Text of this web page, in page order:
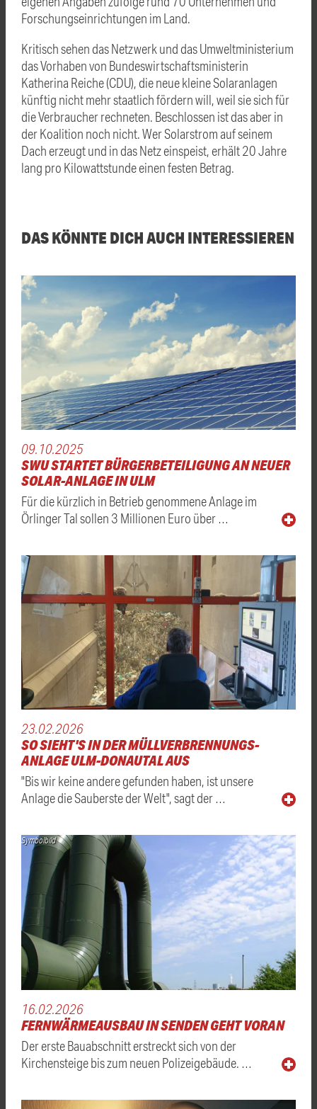
Forschungseinrichtungen im Land.
Kritisch sehen das Netzwerk und das Umweltministerium
das Vorhaben von Bundeswirtschaftsministerin
Katherina Reiche (CDU), die neue kleine Solaranlagen
künftig nicht mehr staatlich fördern will, weil sie sich für
die Verbraucher rechneten. Beschlossen ist das aber in
der Koalition noch nicht. Wer Solarstrom auf seinem
Dach erzeugt und in das Netz einspeist, erhält 20 Jahre
lang pro Kilowattstunde einen festen Betrag.
DAS KÖNNTE DICH AUCH INTERESSIEREN
09.10.2025
SWU STARTET BÜRGERBETEILIGUNG AN NEUER
SOLAR-ANLAGE IN ULM
Für die kürzlich in Betrieb genommene Anlage im
Örlinger Tal sollen 3 Millionen Euro über …
23.02.2026
SO SIEHT'S IN DER MÜLLVERBRENNUNGS-
ANLAGE ULM-DONAUTAL AUS
"Bis wir keine andere gefunden haben, ist unsere
Anlage die Sauberste der Welt", sagt der …
Symbolbild
16.02.2026
FERNWÄRMEAUSBAU IN SENDEN GEHT VORAN
Der erste Bauabschnitt erstreckt sich von der
Kirchensteige bis zum neuen Polizeigebäude. …